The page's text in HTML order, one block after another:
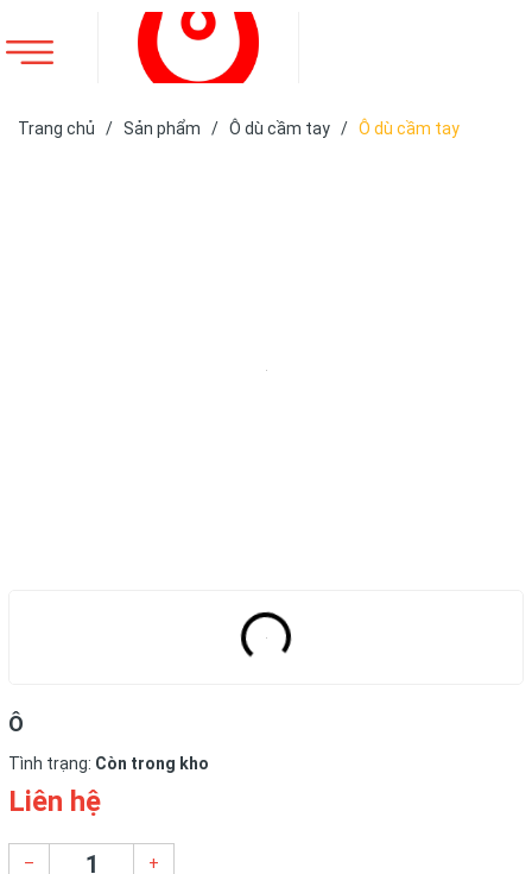
Trang chủ / Sản phẩm / Ô dù cầm tay / Ô dù cầm tay
Ô
Tình trạng: Còn trong kho
Liên hệ
– +